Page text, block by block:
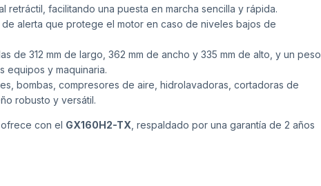
retráctil, facilitando una puesta en marcha sencilla y rápida.
de alerta que protege el motor en caso de niveles bajos de
de 312 mm de largo, 362 mm de ancho y 335 mm de alto, y un peso
equipos y maquinaria.
bombas, compresores de aire, hidrolavadoras, cortadoras de
robusto y versátil.
con el GX160H2-TX , respaldado por una garantía de 2 años